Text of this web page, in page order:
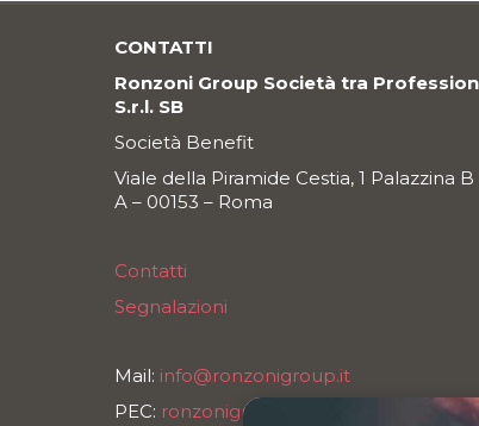
CONTATTI
Ronzoni Group Società tra
S.r.l. SB
Società Benefit
Viale della Piramide Cestia, 1 Palazzina B
A – 00153 – Roma
Contatti
Segnalazioni
Mail: info@ronzonigroup.it
PEC: ronzonigroupsrl@legalmail.it